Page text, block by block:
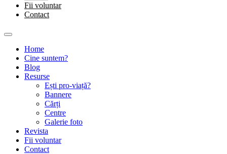
Fii voluntar
Contact
Home
Cine suntem?
Blog
Resurse
Ești pro-viață?
Bannere
Cărți
Centre
Galerie foto
Revista
Fii voluntar
Contact